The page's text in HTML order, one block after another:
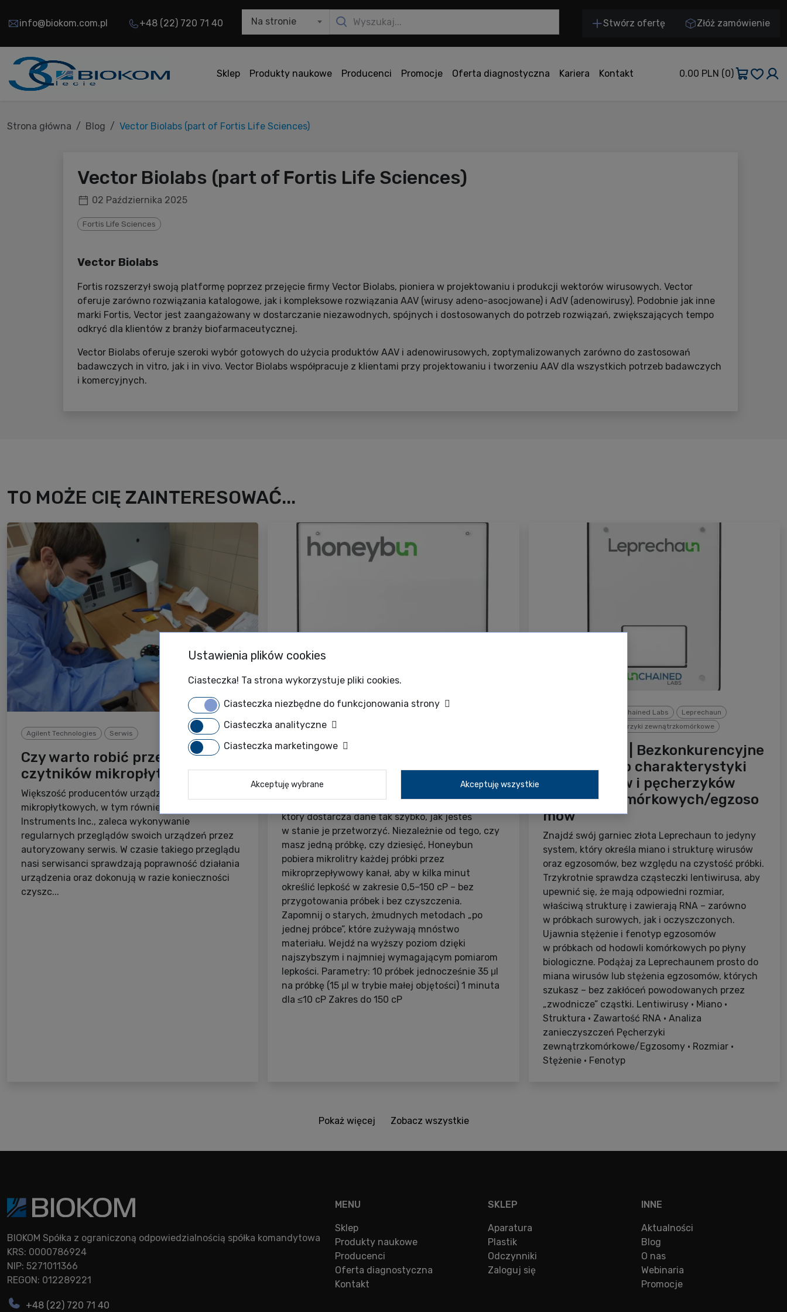
info@biokom.com.pl +48 (22) 720 71 40 Na stronie Stwórz ofertę Złóż zamówienie
Sklep Produkty naukowe Producenci Promocje Oferta diagnostyczna Kariera Kontakt 0.00 PLN (0)
Strona główna Blog Vector Biolabs (part of Fortis Life Sciences)
Vector Biolabs (part of Fortis Life Sciences)
02 Października 2025
Fortis Life Sciences
Vector Biolabs
Fortis rozszerzył swoją platformę poprzez przejęcie firmy Vector Biolabs, pioniera w projektowaniu i produkcji wektorów wirusowych. Vector
oferuje zarówno rozwiązania katalogowe, jak i kompleksowe rozwiązania AAV (wirusy adeno-asocjowane) i AdV (adenowirusy). Podobnie jak inne
marki Fortis, Vector jest zaangażowany w dostarczanie niezawodnych, spójnych i dostosowanych do potrzeb rozwiązań, zwiększających tempo
odkryć dla klientów z branży biofarmaceutycznej.
Vector Biolabs oferuje szeroki wybór gotowych do użycia produktów AAV i adenowirusowych, zoptymalizowanych zarówno do zastosowań
badawczych in vitro, jak i in vivo. Vector Biolabs współpracuje z klientami przy projektowaniu i tworzeniu AAV dla wszystkich potrzeb badawczych
i komercyjnych.
TO MOŻE CIĘ ZAINTERESOWAĆ...
Agilent Technologies Serwis
Czy warto robić przeglądy
czytników mikropłytkowych?
Większość producentów urządzeń
mikropłytkowych, w tym również BioTek
Instruments Inc., zaleca wykonywanie
regularnych przeglądów swoich urządzeń przez
autoryzowany serwis. W czasie takiego przeglądu
nasi serwisanci sprawdzają poprawność działania
urządzenia oraz dokonują w razie konieczności
czyszc...
Unchained Labs
Analiza białek
Honeybun | Najszybszy na rynku
wiskozymetr i reometr w
jednym
Honeybun to jedyny szybki wiskozymetr i reometr,
który dostarcza dane tak szybko, jak jesteś
w stanie je przetworzyć. Niezależnie od tego, czy
masz jedną próbkę, czy dziesięć, Honeybun
pobiera mikrolitry każdej próbki przez
mikroprzepływowy kanał, aby w kilka minut
określić lepkość w zakresie 0,5–150 cP – bez
przygotowania próbek i bez czyszczenia.
Zapomnij o starych, żmudnych metodach „po
jednej próbce”, które zużywają mnóstwo
materiału. Wejdź na wyższy poziom dzięki
najszybszym i najmniej wymagającym pomiarom
lepkości. Parametry: 10 próbek jednocześnie 35 μl
na próbkę (15 μl w trybie małej objętości) 1 minuta
dla ≤10 cP Zakres do 150 cP
Unchained Labs
Leprechaun
Terapia genowa i pęcherzyki zewnątrzkomórkowe
Leprechaun | Bezkonkurencyjne
narzędzie do charakterystyki
lentiwirusów i pęcherzyków
zewnątrzkomórkowych/egzoso
mów
Znajdź swój garniec złota Leprechaun to jedyny
system, który określa miano i strukturę wirusów
oraz egzosomów, bez względu na czystość próbki.
Trzykrotnie sprawdza cząsteczki lentiwirusa, aby
upewnić się, że mają odpowiedni rozmiar,
właściwą strukturę i zawierają RNA – zarówno
w próbkach surowych, jak i oczyszczonych.
Ujawnia stężenie i fenotyp egzosomów
w próbkach od hodowli komórkowych po płyny
biologiczne. Podążaj za Leprechaunem prosto do
miana wirusów lub stężenia egzosomów, których
szukasz – bez zakłóceń powodowanych przez
„zwodnicze” cząstki. Lentiwirusy • Miano •
Struktura • Zawartość RNA • Analiza
zanieczyszczeń Pęcherzyki
zewnątrzkomórkowe/Egzosomy • Rozmiar •
Stężenie • Fenotyp
Pokaż więcej Zobacz wszystkie
BIOKOM Spółka z ograniczoną odpowiedzialnością spółka komandytowa
KRS: 0000786924
NIP: 5271011366
REGON: 012289221
+48 (22) 720 71 40
MENU
Sklep
Produkty naukowe
Producenci
Oferta diagnostyczna
Kontakt
SKLEP
Aparatura
Plastik
Odczynniki
Zaloguj się
INNE
Aktualności
Blog
O nas
Webinaria
Promocje
Ustawienia plików cookies
Ciasteczka! Ta strona wykorzystuje pliki cookies.
Ciasteczka niezbędne do funkcjonowania strony
Ciasteczka analityczne
Ciasteczka marketingowe
Akceptuję wybrane Akceptuję wszystkie